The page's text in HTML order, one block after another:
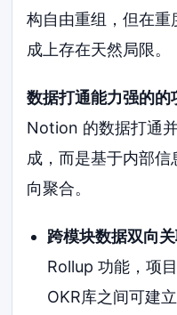
构自由重组，但在
成上存在天然局限。
数据打通能力强的的
Notion 的数据打通
成，而是基于内部
向聚合。
跨模块数据双向关
Rollup 功能，项
OKR库之间可建